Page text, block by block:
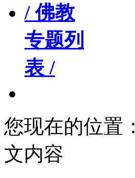
/ 佛教
专题列
表 /
您现在的位置：
文内容